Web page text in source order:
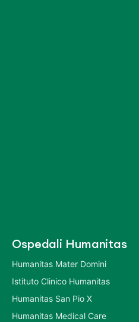
Ospedali Humanitas
Humanitas Mater Domini
Istituto Clinico Humanitas
Humanitas San Pio X
Humanitas Medical Care